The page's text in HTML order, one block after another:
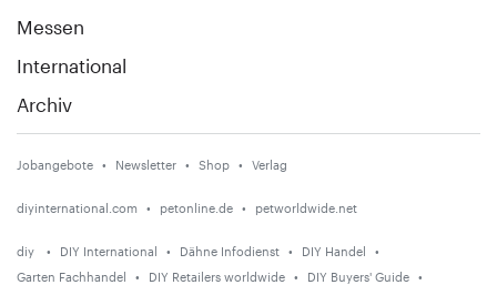
Messen
International
Archiv
Jobangebote Newsletter Shop Verlag
diyinternational.com petonline.de petworldwide.net
diy DIY International Dähne Infodienst
DIY Handel
Garten Fachhandel
DIY Retailers worldwide DIY Buyers' Guide